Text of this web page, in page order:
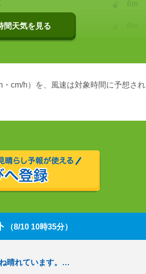
間天気を見る
cm/h）を、風速は対象時間に予想され
（8/10 10時35分）
晴れています。…